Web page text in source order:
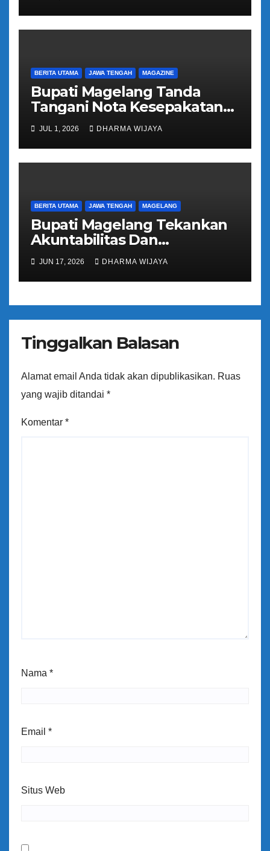
Kloter 81
BERITA UTAMA JAWA TENGAH MAGAZINE
Bupati Magelang Tanda
Tangani Nota Kesepakatan
Pengalihan Pelayanan
Regident Di Kecamatan
Bandongan
JUL 1, 2026 DHARMA WIJAYA
BERITA UTAMA JAWA TENGAH MAGELANG
Bupati Magelang Tekankan
Akuntabilitas Dan
Tranparansi Pengelolaan
Bantuan Keuangan Parpol
JUN 17, 2026 DHARMA WIJAYA
Tinggalkan Balasan
Alamat email Anda tidak akan dipublikasikan. Ruas
yang wajib ditandai *
Komentar *
Nama *
Email *
Situs Web